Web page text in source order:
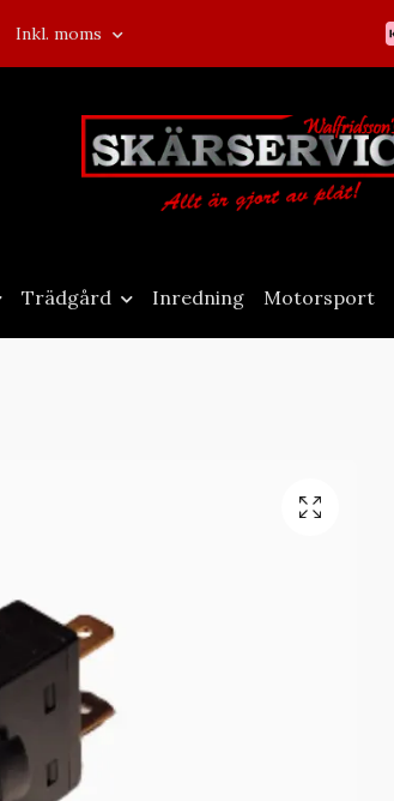
Inkl. moms
Trädgård Inredning Motorsport